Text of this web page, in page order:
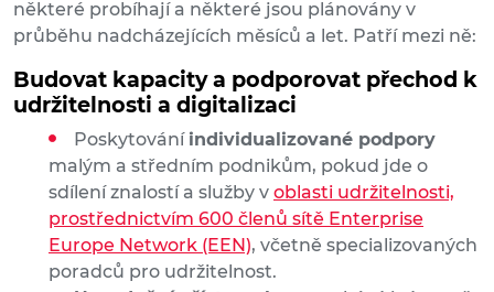
některé probíhají a některé jsou plánovány v
průběhu nadcházejících měsíců a let. Patří mezi ně:
Budovat kapacity a podporovat přechod k
udržitelnosti a digitalizaci
Poskytování individualizované podpory
malým a středním podnikům, pokud jde o
sdílení znalostí a služby v oblasti udržitelnosti,
prostřednictvím 600 členů sítě Enterprise
Europe Network (EEN), včetně specializovaných
poradců pro udržitelnost.